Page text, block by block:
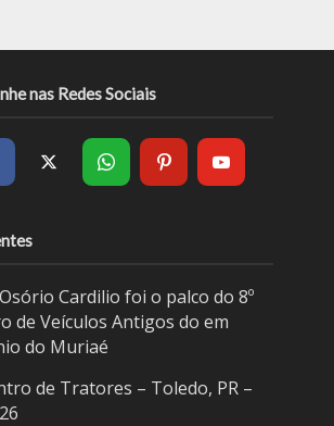
nas Redes Sociais
Cardilio foi o palco do 8º
de Veículos Antigos do em
do Muriaé
de Tratores – Toledo, PR –